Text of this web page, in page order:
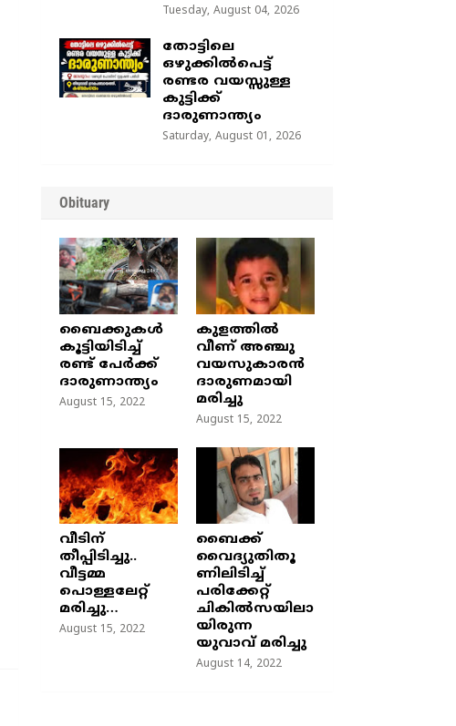
Tuesday, August 04, 2026
തോട്ടിലെ
ഒഴുക്കിൽപെട്ട്
രണ്ടര വയസ്സുള്ള
കുട്ടിക്ക്
ദാരുണാന്ത്യം
Saturday, August 01, 2026
Obituary
ബൈക്കുകൾ
കൂട്ടിയിടിച്ച്
രണ്ട് പേർക്ക്
ദാരുണാന്ത്യം
August 15, 2022
കുളത്തില്‍
വീണ് അഞ്ചു
വയസുകാരന്‍
ദാരുണമായി
മരിച്ചു
August 15, 2022
വീടിന്
തീപ്പിടിച്ചു..
വീട്ടമ്മ
പൊള്ളലേറ്റ്
മരിച്ചു…
August 15, 2022
ബൈക്ക്
വൈദ്യുതിതൂ
ണിലിടിച്ച്‌
പരിക്കേറ്റ്
ചികില്‍സയിലാ
യിരുന്ന
യുവാവ് മരിച്ചു
August 14, 2022